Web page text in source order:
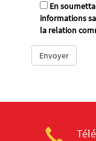
En
informations
la relation